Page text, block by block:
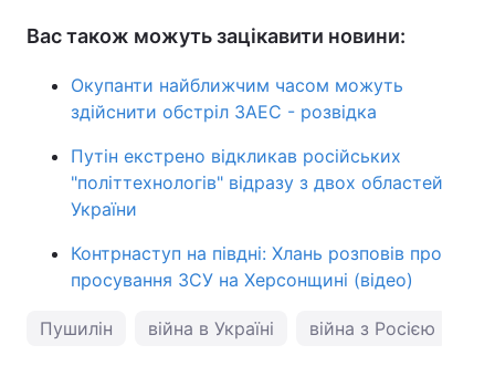
Вас також можуть зацікавити новини:
Окупанти найближчим часом можуть
здійснити обстріл ЗАЕС - розвідка
Путін екстрено відкликав російських
"політтехнологів" відразу з двох областей
України
Контрнаступ на півдні: Хлань розповів про
просування ЗСУ на Херсонщині (відео)
Пушилін війна в Україні війна з Росією